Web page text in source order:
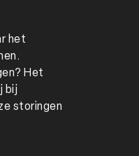
het
Het
bij
storingen